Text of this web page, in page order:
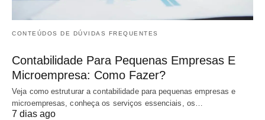
CONTEÚDOS DE DÚVIDAS FREQUENTES
Contabilidade Para Pequenas Empresas E
Microempresa: Como Fazer?
Veja como estruturar a contabilidade para pequenas empresas e
microempresas, conheça os serviços essenciais, os…
7 dias ago